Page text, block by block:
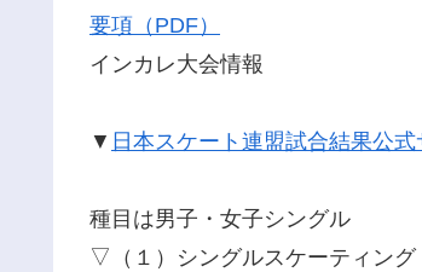
要項（PDF）
インカレ大会情報
▼ 日本スケート連盟試合結果公
種目は男子・女子シングル
▽（１）シングルスケーティング